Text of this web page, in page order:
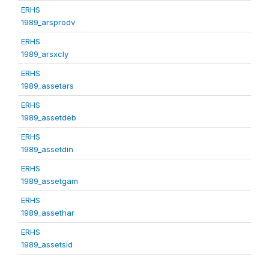
ERHS
1989_arsprodv
ERHS
1989_arsxcly
ERHS
1989_assetars
ERHS
1989_assetdeb
ERHS
1989_assetdin
ERHS
1989_assetgam
ERHS
1989_assethar
ERHS
1989_assetsid